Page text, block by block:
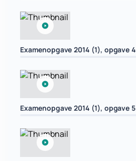
Examenopgave 2014 (1), opgave 4
Examenopgave 2014 (1), opgave 5